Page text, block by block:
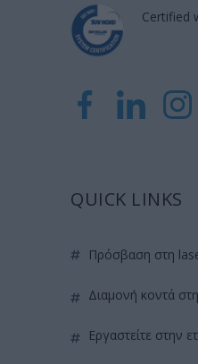
Certified
QUICK LINKS
πρόσβαση στη
διαμονή κοντά
εργαστείτε στην